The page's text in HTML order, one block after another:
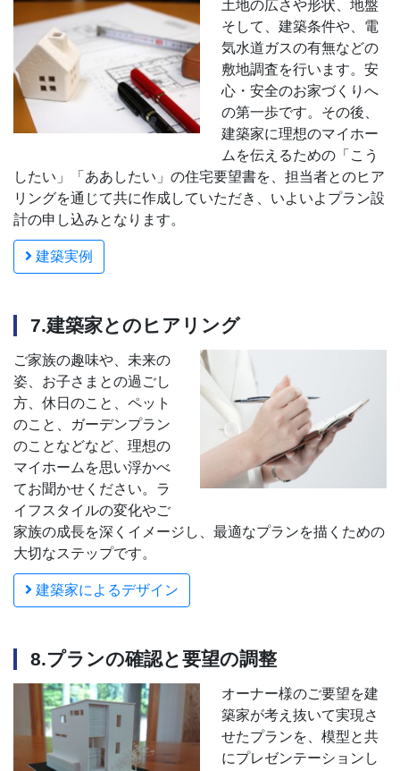
土地の広さや形状、地盤
そして、建築条件や、電
気水道ガスの有無などの
敷地調査を行います。安
心・安全のお家づくりへ
の第一歩です。その後、
建築家に理想のマイホー
ムを伝えるための「こう
したい」「ああしたい」の住宅要望書を、担当者とのヒア
リングを通じて共に作成していただき、いよいよプラン設
計の申し込みとなります。
建築実例
7.建築家とのヒアリング
ご家族の趣味や、未来の
姿、お子さまとの過ごし
方、休日のこと、ペット
のこと、ガーデンプラン
のことなどなど、理想の
マイホームを思い浮かべ
てお聞かせください。ラ
イフスタイルの変化やご
家族の成長を深くイメージし、最適なプランを描くための
大切なステップです。
建築家によるデザイン
8.プランの確認と要望の調整
オーナー様のご要望を建
築家が考え抜いて実現さ
せたプランを、模型と共
にプレゼンテーションし